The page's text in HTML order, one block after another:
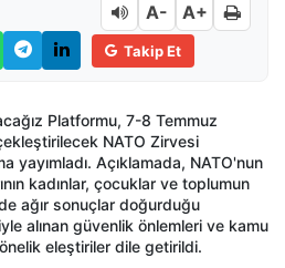
A- A+
Takip Et
Platformu, 7-8 Temmuz
NATO Zirvesi
yayımladı. Açıklamada, NATO'nun
kadınlar, çocuklar ve toplumun
ağır sonuçlar doğurduğu
alınan güvenlik önlemleri ve kamu
eleştiriler dile getirildi.